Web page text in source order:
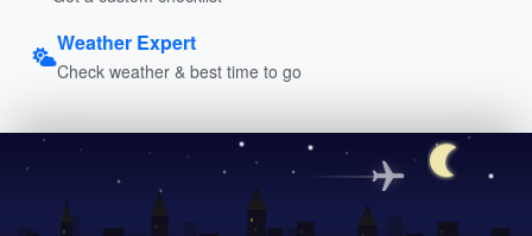
Weather Expert
Check weather & best time to go